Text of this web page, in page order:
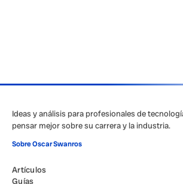
Ideas y análisis para profesionales de
pensar mejor sobre su carrera y la industria.
Sobre Oscar Swanros
Artículos
Guías